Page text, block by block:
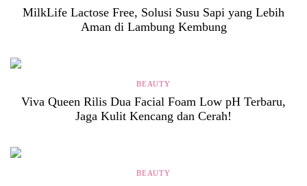
MilkLife Lactose Free, Solusi Susu Sapi yang Lebih
Aman di Lambung Kembung
BEAUTY
Viva Queen Rilis Dua Facial Foam Low pH Terbaru,
Jaga Kulit Kencang dan Cerah!
BEAUTY